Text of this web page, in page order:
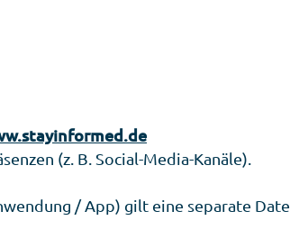
(z. B. Social-Media-Kanäle).
/ App) gilt eine separate